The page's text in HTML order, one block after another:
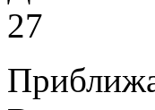
27